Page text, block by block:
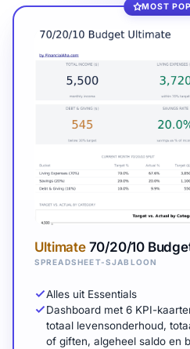
MOST
Ultimate70/20/10
SPREADSHEET-SJABLOON
Alles uit Essentials
Dashboard met 6 KPI-
totaal levensonderhoud,
of giften, algeheel saldo en